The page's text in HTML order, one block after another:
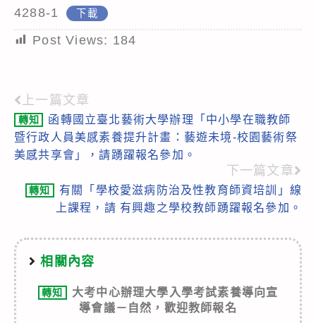
4288-1 下載
Post Views: 184
Read
more
articles
上一篇文章
轉知
函轉國立臺北藝術大學辦理「中小學在職教師
暨行政人員美感素養提升計畫：藝遊未境-校園藝術祭
美感共享會」，請踴躍報名參加。
下一篇文章
轉知
有關「學校愛滋病防治及性教育師資培訓」線
上課程，請 有興趣之學校教師踴躍報名參加。
相關內容
轉知
大考中心辦理大學入學考試素養導向宣
導會議－自然，歡迎教師報名